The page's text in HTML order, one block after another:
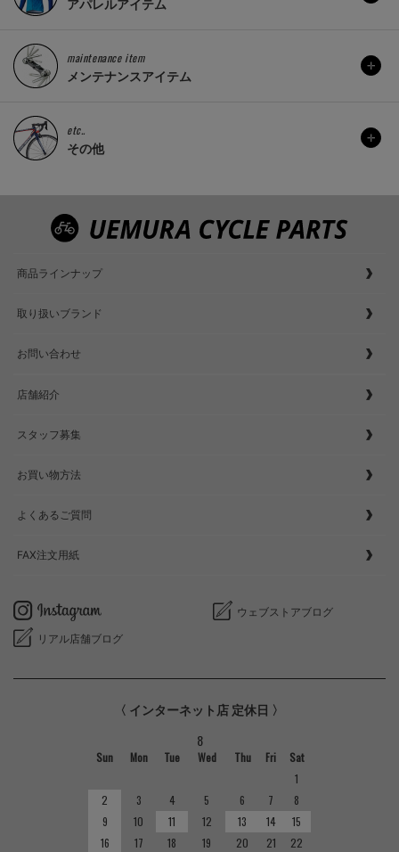
アパレルアイテム
maintenance item
メンテナンスアイテム
etc..
その他
商品ラインナップ
取り扱いブランド
お問い合わせ
店舗紹介
スタッフ募集
お買い物方法
よくあるご質問
FAX注文用紙
ウェブストアブログ
リアル店舗ブログ
〈 インターネット店 定休日 〉
8
Sun Mon Tue Wed Thu Fri
Sat
1
2
3 4 5 6 7
8
9
10 11 12 13 14
15
16
17 18 19 20 21 22